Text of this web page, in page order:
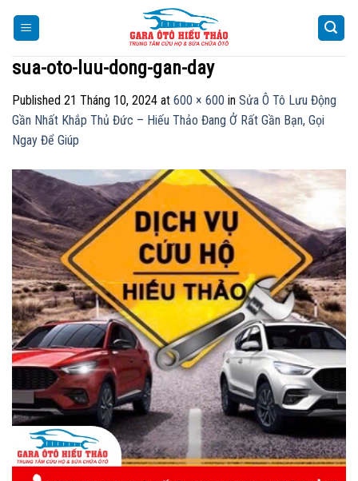
sua-oto-luu-dong-gan-day
Published 21 Tháng 10, 2024 at 600 × 600 in Sửa Ô Tô Lưu Động
Gần Nhất Khắp Thủ Đức – Hiếu Thảo Đang Ở Rất Gần Bạn, Gọi
Ngay Để Giúp